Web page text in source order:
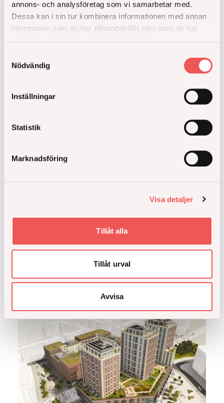
annons- och analysföretag som vi samarbetar med.
Dessa kan i sin tur kombinera informationen med annan
information som du har tillhandahållit eller som de har
Nödvändig
Inställningar
Statistik
Marknadsföring
Visa detaljer
Tillåt alla
Tillåt urval
Avvisa
Åke Sundvall säljer återstående del av Atlaskvarteret
i Barkarbystaden till Art-Invest Real Estate
På Åke Sundvall arbetar vi från tidigt skede med
annat i vårt arbetssätt vill vi arbeta digitalt.